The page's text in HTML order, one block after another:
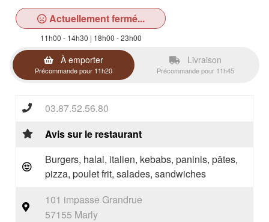
Actuellement fermé...
11h00 - 14h30 | 18h00 - 23h00
À emporter
Précommande pour 11h20
Livraison
Précommande pour 11h45
03.87.52.56.80
Avis sur le restaurant
Burgers, halal, italien, kebabs, paninis, pâtes,
pizza, poulet frit, salades, sandwiches
101 impasse Grandrue
57155 Marly